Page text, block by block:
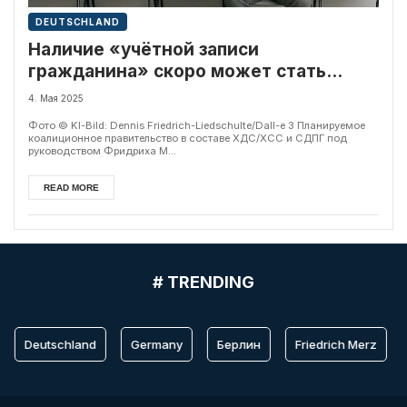
DEUTSCHLAND
Наличие «учётной записи
гражданина» скоро может стать
обязательным в Германии
4. Мая 2025
Фото © KI-Bild: Dennis Friedrich-Liedschulte/Dall-e 3 Планируемое
коалиционное правительство в составе ХДС/ХСС и СДПГ под
руководством Фридриха М...
READ MORE
# TRENDING
Deutschland Germany Берлин Friedrich Merz